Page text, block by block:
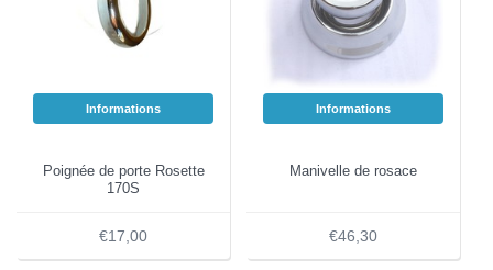
Informations
Poignée de porte Rosette
170S
€17,00
Informations
Manivelle de rosace
€46,30